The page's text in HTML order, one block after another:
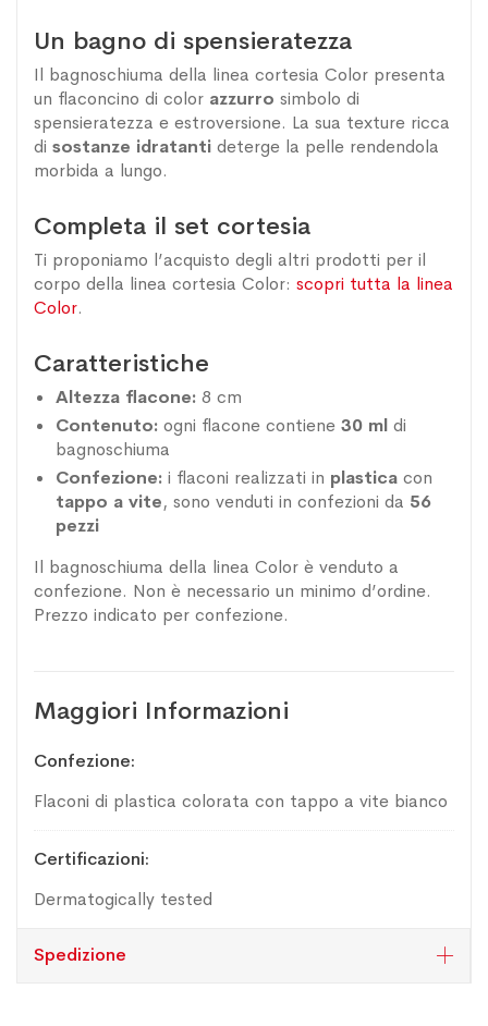
Un bagno di spensieratezza
Il bagnoschiuma della linea cortesia Color presenta
un flaconcino di color azzurro simbolo di
spensieratezza e estroversione. La sua texture ricca
di sostanze idratanti deterge la pelle rendendola
morbida a lungo.
Completa il set cortesia
Ti proponiamo l’acquisto degli altri prodotti per il
corpo della linea cortesia Color: scopri tutta la linea
Color.
Caratteristiche
Altezza flacone: 8 cm
Contenuto: ogni flacone contiene 30 ml di
bagnoschiuma
Confezione: i flaconi realizzati in plastica con
tappo a vite, sono venduti in confezioni da 56
pezzi
Il bagnoschiuma della linea Color è venduto a
confezione. Non è necessario un minimo d’ordine.
Prezzo indicato per confezione.
Maggiori Informazioni
Informazioni
Confezione
Flaconi di plastica colorata con tappo a vite bianco
Certificazioni
Dermatogically tested
Spedizione